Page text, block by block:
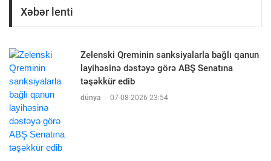
Xəbər lenti
Zelenski Qreminin sanksiyalarla bağlı qanun
layihəsinə dəstəyə görə ABŞ Senatına
təşəkkür edib
dünya - 07-08-2026 23:54